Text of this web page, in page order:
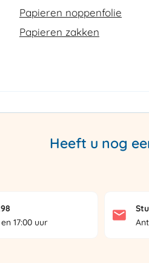
Papieren noppenfolie
Papieren zakken
Heeft u nog
17:00 uur